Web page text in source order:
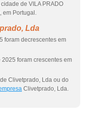
de VILA PRADO
em Portugal.
Lda
foram decrescentes em
foram crescentes em
Clivetprado, Lda ou do
Clivetprado, Lda.